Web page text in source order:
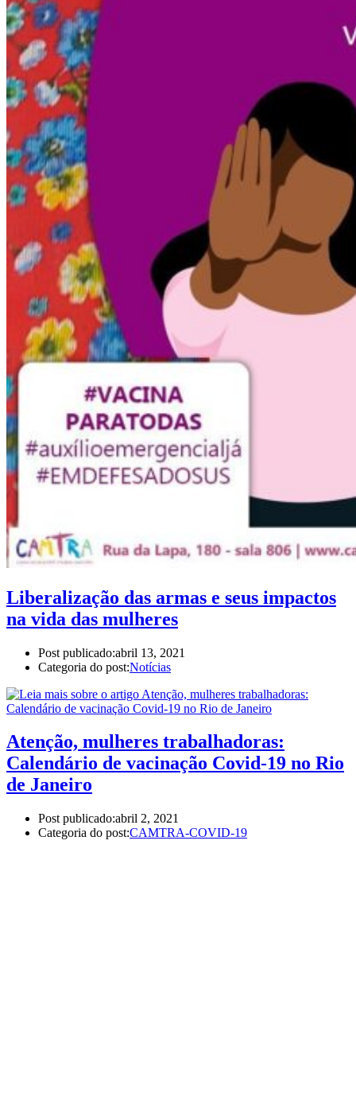
Liberalização das armas e seus impactos
na vida das mulheres
Post publicado:abril 13, 2021
Categoria do post:Notícias
Atenção, mulheres trabalhadoras:
Calendário de vacinação Covid-19 no Rio
de Janeiro
Post publicado:abril 2, 2021
Categoria do post:CAMTRA-COVID-19